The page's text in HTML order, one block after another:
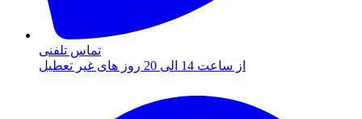
تماس تلفنی
از ساعت 14 الی 20 روز های غیر تعطیل